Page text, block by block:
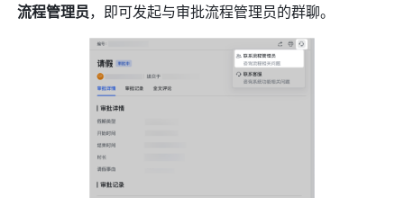
流程管理员，即可发起与审批流程管理员的群聊。